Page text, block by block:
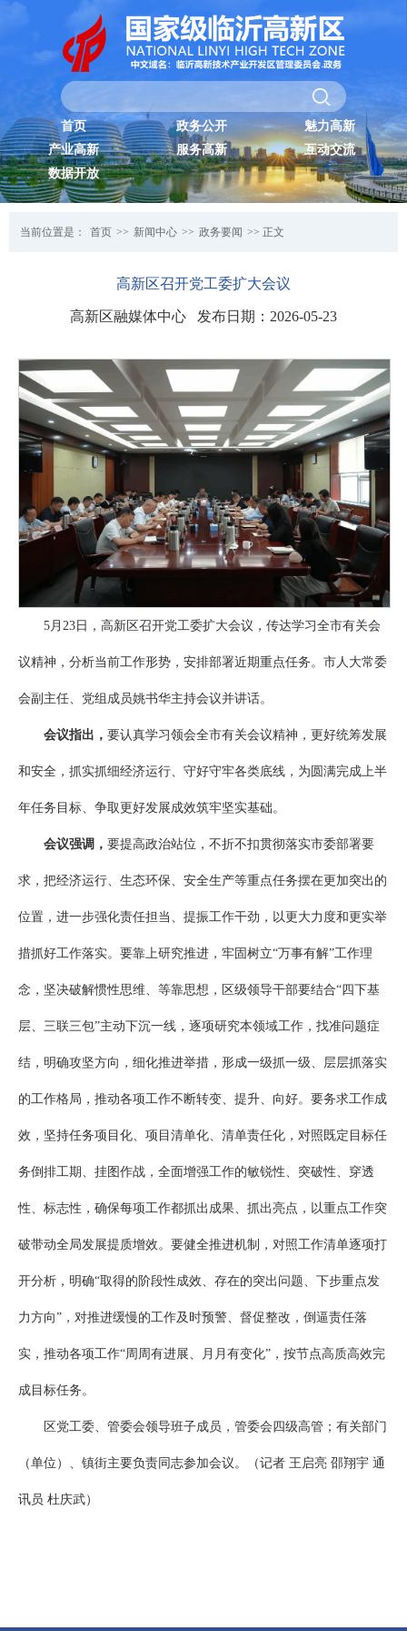
首页 政务公开
魅力高新
产业高新
服务高新
互动交流
数据开放
当前位置是： 首页 >> 新闻中心 >> 政务要闻 >> 正文
高新区召开党工委扩大会议
高新区融媒体中心 发布日期：2026-05-23
5月23日，高新区召开党工委扩大会议，传达学习全市有关会
议精神，分析当前工作形势，安排部署近期重点任务。市人大常委
会副主任、党组成员姚书华主持会议并讲话。
会议指出， 要认真学习领会全市有关会议精神，更好统筹发展
和安全，抓实抓细经济运行、守好守牢各类底线，为圆满完成上半
年任务目标、争取更好发展成效筑牢坚实基础。
会议强调， 要提高政治站位，不折不扣贯彻落实市委部署要
求，把经济运行、生态环保、安全生产等重点任务摆在更加突出的
位置，进一步强化责任担当、提振工作干劲，以更大力度和更实举
措抓好工作落实。要靠上研究推进，牢固树立“万事有解”工作理
念，坚决破解惯性思维、等靠思想，区级领导干部要结合“四下基
层、三联三包”主动下沉一线，逐项研究本领域工作，找准问题症
结，明确攻坚方向，细化推进举措，形成一级抓一级、层层抓落实
的工作格局，推动各项工作不断转变、提升、向好。要务求工作成
效，坚持任务项目化、项目清单化、清单责任化，对照既定目标任
务倒排工期、挂图作战，全面增强工作的敏锐性、突破性、穿透
性、标志性，确保每项工作都抓出成果、抓出亮点，以重点工作突
破带动全局发展提质增效。要健全推进机制，对照工作清单逐项打
开分析，明确“取得的阶段性成效、存在的突出问题、下步重点发
力方向”，对推进缓慢的工作及时预警、督促整改，倒逼责任落
实，推动各项工作“周周有进展、月月有变化”，按节点高质高效完
成目标任务。
区党工委、管委会领导班子成员，管委会四级高管；有关部门
（单位）、镇街主要负责同志参加会议。（记者 王启亮 邵翔宇 通
讯员 杜庆武）